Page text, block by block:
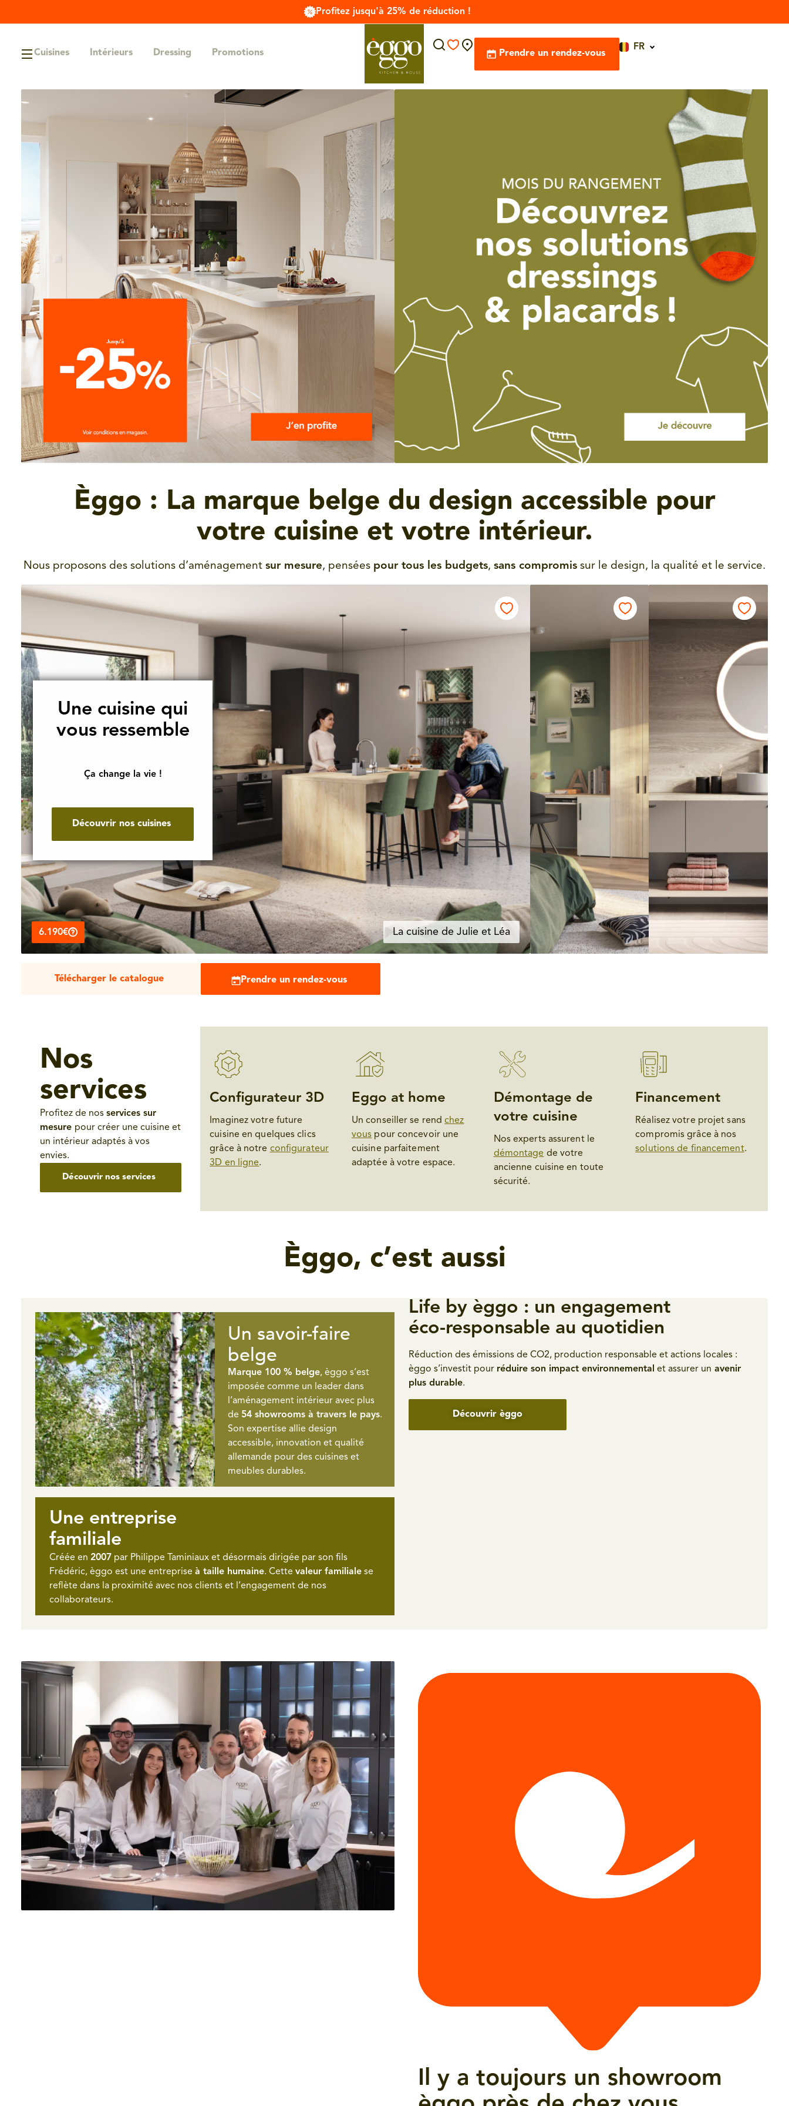
Profitez jusqu'à 25% de réduction !
Cuisines Intérieurs Dressing Promotions Prendre un rendez-vous
FR
Èggo : La marque belge du design accessible pour
votre cuisine et votre intérieur.
Nous proposons des solutions d’aménagement sur mesure, pensées pour tous les budgets, sans compromis sur le design, la qualité et le service.
6.190€ La cuisine de Julie et Léa
Une cuisine qui
vous ressemble
Ça change la vie !
Découvrir nos cuisines
Télécharger le catalogue Prendre un rendez-vous
Nos
services
Profitez de nos services sur
mesure pour créer une cuisine et
un intérieur adaptés à vos
envies.
Découvrir nos services
Configurateur 3D
Imaginez votre future
cuisine en quelques clics
grâce à notre configurateur
3D en ligne.
Eggo at home
Un conseiller se rendchez
vous pour concevoir une
cuisine parfaitement
adaptée à votre espace.
Démontage de
votre cuisine
Nos experts assurent le
démontage de votre
ancienne cuisine en toute
sécurité.
Financement
Réalisez votre projet sans
compromis grâce à nos
solutions de financement.
Èggo, c’est aussi
Un savoir-faire
belge
Marque 100 % belge, èggo s’est
imposée comme un leader dans
l’aménagement intérieur avec plus
de 54 showrooms à travers le pays.
Son expertise allie design
accessible, innovation et qualité
allemande pour des cuisines et
meubles durables.
Une entreprise
familiale
Créée en 2007 par Philippe Taminiaux et désormais dirigée par son fils
Frédéric, èggo est une entreprise à taille humaine. Cette valeur familiale se
reflète dans la proximité avec nos clients et l’engagement de nos
collaborateurs.
Life by èggo : un engagement
éco-responsable au quotidien
Réduction des émissions de CO2, production responsable et actions locales :
èggo s’investit pour réduire son impact environnemental et assurer un avenir
plus durable.
Découvrir èggo
Il y a toujours un showroom